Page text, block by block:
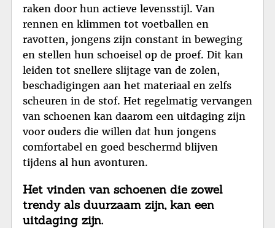
raken door hun actieve levensstijl. Van
rennen en klimmen tot voetballen en
ravotten, jongens zijn constant in beweging
en stellen hun schoeisel op de proef. Dit kan
leiden tot snellere slijtage van de zolen,
beschadigingen aan het materiaal en zelfs
scheuren in de stof. Het regelmatig vervangen
van schoenen kan daarom een uitdaging zijn
voor ouders die willen dat hun jongens
comfortabel en goed beschermd blijven
tijdens al hun avonturen.
Het vinden van schoenen die zowel
trendy als duurzaam zijn, kan een
uitdaging zijn.